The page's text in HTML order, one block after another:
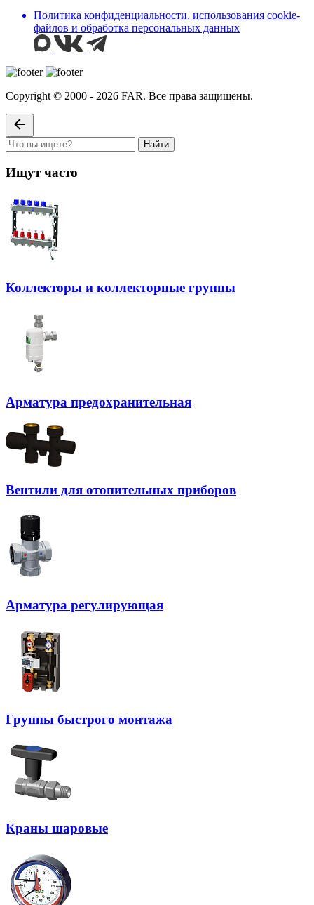
Политика конфиденциальности, использования сookie-
файлов и обработка персональных данных
Copyright © 2000 - 2026 FAR. Все права защищены.
Найти
Ищут часто
Коллекторы и коллекторные группы
Арматура предохранительная
Вентили для отопительных приборов
Арматура регулирующая
Группы быстрого монтажа
Краны шаровые